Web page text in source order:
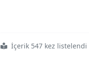
#28
#şubat ın
#üzerinden
#29
#yıl
#vesayetin
#milli
#irade
#geçtiİçerik 547 kez listelendi